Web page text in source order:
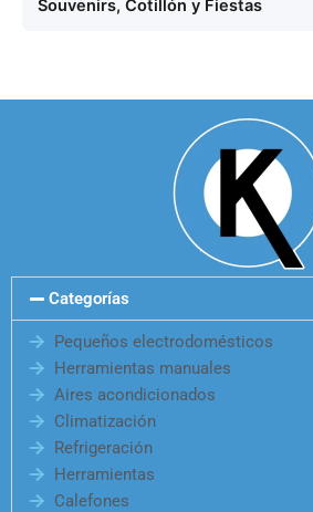
Souvenirs, Cotillón y Fiestas
Categorías
Pequeños electrodomésticos
Herramientas manuales
Aires acondicionados
Climatización
Refrigeración
Herramientas
Calefones